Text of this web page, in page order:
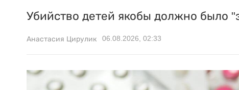
Убийство детей якобы должно было
Анастасия Цирулик 06.08.2026, 02:33